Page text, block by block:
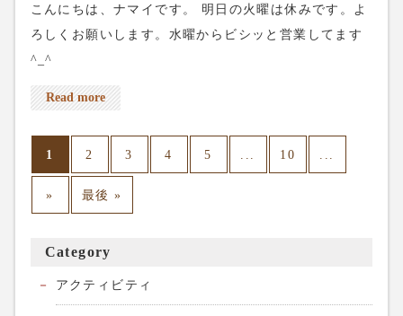
こんにちは、ナマイです。 明日の火曜は休みです。よ
ろしくお願いします。水曜からビシッと営業してます
^_^
Read more
1 2 3 4 5 10
» 最後 »
Category
アクティビティ